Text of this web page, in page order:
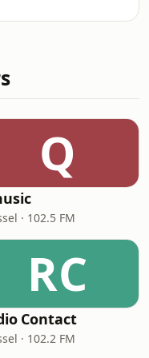
Q
· 102.5 FM
RC
Contact
· 102.2 FM